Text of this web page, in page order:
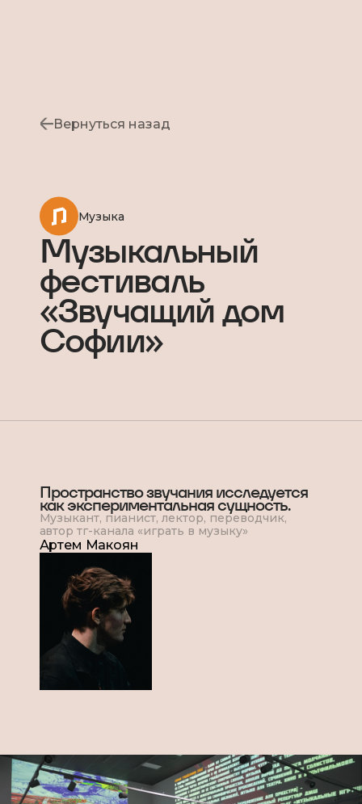
Вернуться назад
Музыка
Музыкальный
фестиваль
«Звучащий дом
Софии»
Пространство звучания исследуется
как экспериментальная сущность.
Музыкант, пианист, лектор, переводчик,
автор тг-канала «играть в музыку»
Артем Макоян